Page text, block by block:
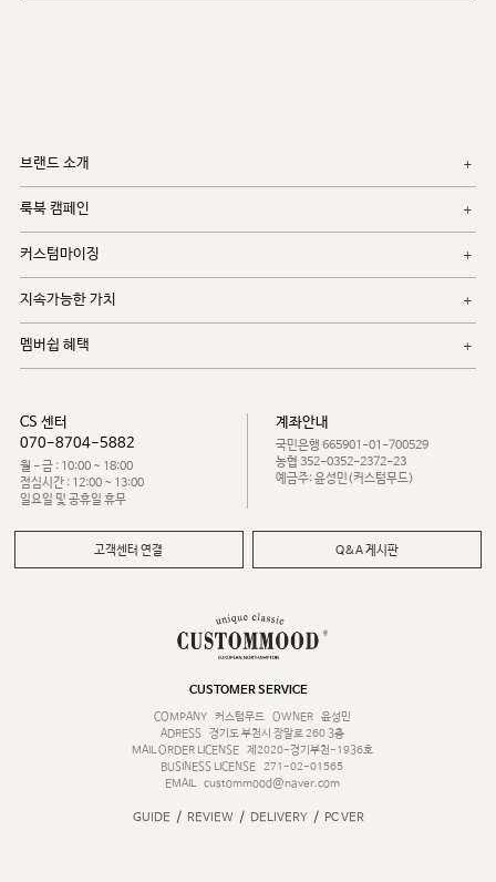
브랜드 소개
룩북 캠페인
커스텀마이징
지속가능한 가치
멤버쉽 혜택
CS 센터
070-8704-5882
월 - 금 : 10:00 ~ 18:00
점심시간 : 12:00 ~ 13:00
일요일 및 공휴일 휴무
계좌안내
국민은행 665901-01-700529
농협 352-0352-2372-23
예금주: 윤성민(커스텀무드)
고객센터 연결 Q&A 게시판
CUSTOMER SERVICE
COMPANY
커스텀무드 OWNER
윤성민
ADRESS
경기도 부천시 장말로 260 3층
MAIL ORDER LICENSE
제2020-경기부천-1936호
BUSINESS LICENSE 271-02-01565
EMAIL
custommood@naver.com
GUIDE / REVIEW / DELIVERY / PC VER